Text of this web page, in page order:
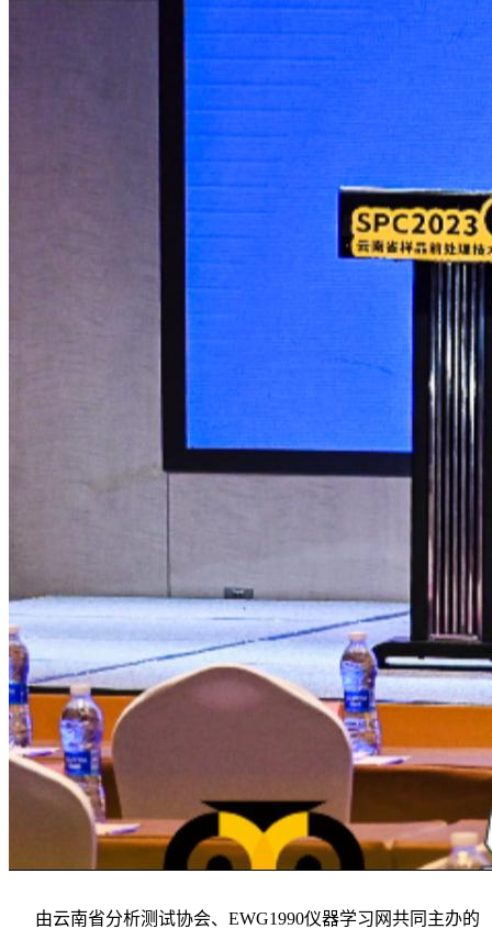
由云南省分析测试协会、EWG1990仪器学习网共同主办的